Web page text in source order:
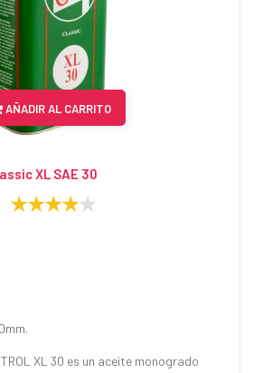
AÑADIR AL CARRITO
XL SAE 30
XL 30 es un aceite monogrado